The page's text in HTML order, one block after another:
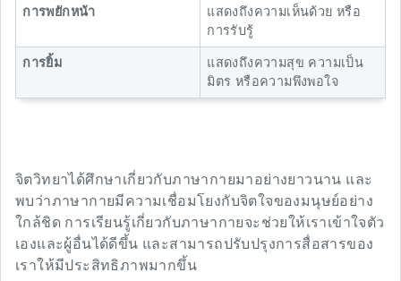
การพยักหน้า
แสดงถึงความเห็นด้วย หรือ
การรับรู้
การยิ้ม
แสดงถึงความสุข ความเป็น
มิตร หรือความพึงพอใจ
จิตวิทยาได้ศึกษาเกี่ยวกับภาษากายมาอย่างยาวนาน และ
พบว่าภาษากายมีความเชื่อมโยงกับจิตใจของมนุษย์อย่าง
ใกล้ชิด การเรียนรู้เกี่ยวกับภาษากายจะช่วยให้เราเข้าใจตัว
เองและผู้อื่นได้ดีขึ้น และสามารถปรับปรุงการสื่อสารของ
เราให้มีประสิทธิภาพมากขึ้น